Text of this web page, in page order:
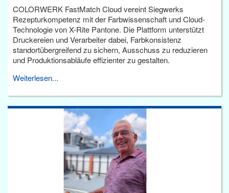
COLORWERK FastMatch Cloud vereint Siegwerks
Rezepturkompetenz mit der Farbwissenschaft und Cloud-
Technologie von X-Rite Pantone. Die Plattform unterstützt
Druckereien und Verarbeiter dabei, Farbkonsistenz
standortübergreifend zu sichern, Ausschuss zu reduzieren
und Produktionsabläufe effizienter zu gestalten.
Weiterlesen...